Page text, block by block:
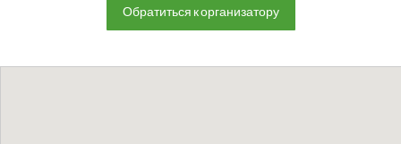
Обратиться к организатору